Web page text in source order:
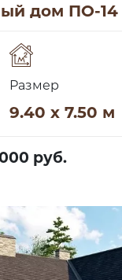
дом ПО-14
Размер
9.40 x 7.50 м
руб.